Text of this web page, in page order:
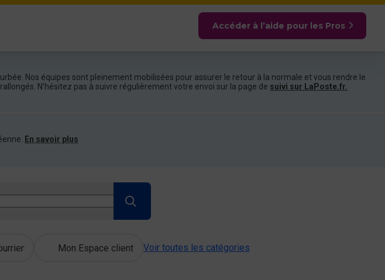
Accéder à l’aide pour les Pros
Nos équipes sont pleinement mobilisées pour assurer le retour à la normale et vous rendre le
N’hésitez pas à suivre régulièrement votre envoi sur la page de suivi sur LaPoste.fr.
En savoir plus
Mon Espace client Voir toutes les catégories